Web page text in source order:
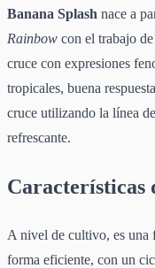
Banana Splash nace a
Rainbow con el trabajo de
cruce con expresiones
tropicales, buena
cruce utilizando la línea
refrescante.
Características
A nivel de cultivo, es una
forma eficiente, con un